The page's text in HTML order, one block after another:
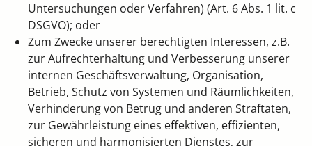
Untersuchungen oder Verfahren) (Art. 6 Abs. 1 lit. c
DSGVO); oder
Zum Zwecke unserer berechtigten Interessen, z.B.
zur Aufrechterhaltung und Verbesserung unserer
internen Geschäftsverwaltung, Organisation,
Betrieb, Schutz von Systemen und Räumlichkeiten,
Verhinderung von Betrug und anderen Straftaten,
zur Gewährleistung eines effektiven, effizienten,
sicheren und harmonisierten Dienstes, zur